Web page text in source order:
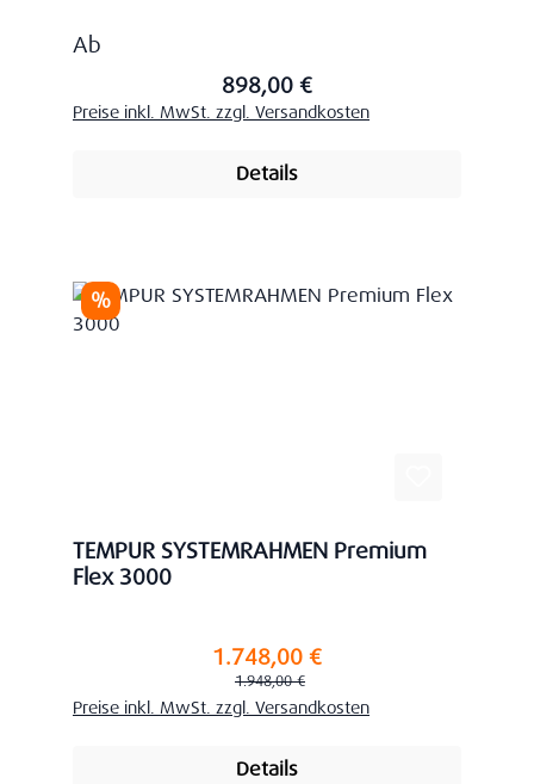
Regulärer Preis:
Ab
898,00 €
Preise inkl. MwSt. zzgl. Versandkosten
Details
Rabatt
%
TEMPUR SYSTEMRAHMEN Premium
Flex 3000
Verkaufspreis:1.748,00 €
Regulärer Preis:
1.948,00 €
Preise inkl. MwSt. zzgl. Versandkosten
Details